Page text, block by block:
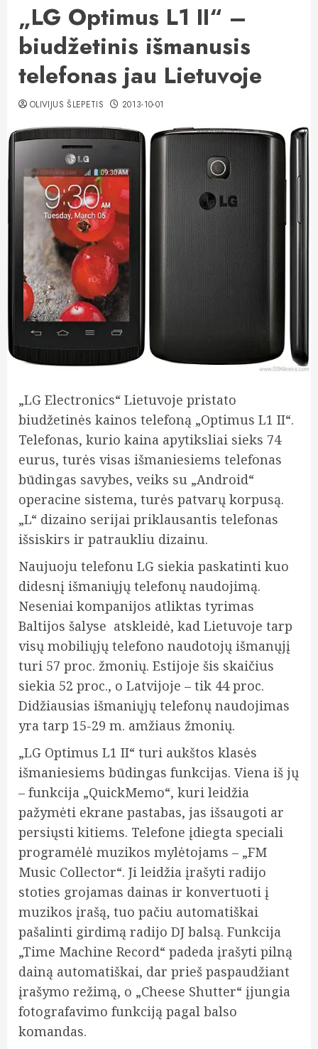
„LG Optimus L1 II“ –
biudžetinis išmanusis
telefonas jau Lietuvoje
OLIVIJUS ŠLEPETIS 2013-10-01
„LG Electronics“ Lietuvoje pristato
biudžetinės kainos telefoną „Optimus L1 II“.
Telefonas, kurio kaina apytiksliai sieks 74
eurus, turės visas išmaniesiems telefonas
būdingas savybes, veiks su „Android“
operacine sistema, turės patvarų korpusą.
„L“ dizaino serijai priklausantis telefonas
išsiskirs ir patraukliu dizainu.
Naujuoju telefonu LG siekia paskatinti kuo
didesnį išmaniųjų telefonų naudojimą.
Neseniai kompanijos atliktas tyrimas
Baltijos šalyse atskleidė, kad Lietuvoje tarp
visų mobiliųjų telefono naudotojų išmanųjį
turi 57 proc. žmonių. Estijoje šis skaičius
siekia 52 proc., o Latvijoje – tik 44 proc.
Didžiausias išmaniųjų telefonų naudojimas
yra tarp 15-29 m. amžiaus žmonių.
„LG Optimus L1 II“ turi aukštos klasės
išmaniesiems būdingas funkcijas. Viena iš jų
– funkcija „QuickMemo“, kuri leidžia
pažymėti ekrane pastabas, jas išsaugoti ar
persiųsti kitiems. Telefone įdiegta speciali
programėlė muzikos mylėtojams – „FM
Music Collector“. Ji leidžia įrašyti radijo
stoties grojamas dainas ir konvertuoti į
muzikos įrašą, tuo pačiu automatiškai
pašalinti girdimą radijo DJ balsą. Funkcija
„Time Machine Record“ padeda įrašyti pilną
dainą automatiškai, dar prieš paspaudžiant
įrašymo režimą, o „Cheese Shutter“ įjungia
fotografavimo funkciją pagal balso
komandas.